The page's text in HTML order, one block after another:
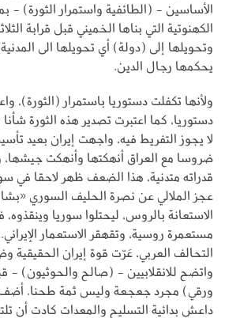
الأساسين - (الطائفية واستمرار الثورة) -
الكهنوتية التي بناها الخميني قبل قرابة
وتحويلها إلى (دولة) أي تحويلها الى
يحكمها رجال الدين.
ولأنها تكفلت دستوريا باستمرار (الثورة)،
دستوريا، كما اعتبرت تصدير هذه الثورة شأنا
لا يجوز التفريط فيه، واجهت إيران بعيد
ضروسا مع العراق أنهكتها وأنهكت جيشها،
قدراته متدنية، هذا الضعف ظهر لاحقا في
عجز الملالي عن نصرة الحليف السوري
الاستعانة بالروس، ليحتلوا سوريا
مستعمرة روسية، وتقهقر الاستعمار
التحالف العربي، عَرّت قوة إيران الحقيقية
واتضح للانقلابيين - (صالح والحوثيون) -
ورقي) مجرد جعجعة وليس ثمة طحنا. أضف
داعش بدائية التسليح والمعدات كادت أن